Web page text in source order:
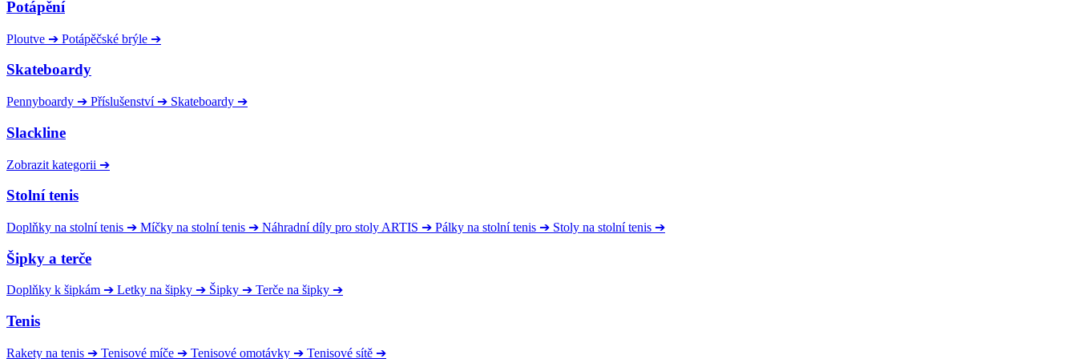
Potápění
Ploutve ➔ Potápěčské brýle ➔
Skateboardy
Pennyboardy ➔ Příslušenství ➔ Skateboardy ➔
Slackline
Zobrazit kategorii ➔
Stolní tenis
Doplňky na stolní tenis ➔ Míčky na stolní tenis ➔ Náhradní díly pro stoly ARTIS ➔ Pálky na stolní tenis ➔ Stoly na stolní tenis ➔
Šipky a terče
Doplňky k šipkám ➔ Letky na šipky ➔ Šipky ➔ Terče na šipky ➔
Tenis
Rakety na tenis ➔ Tenisové míče ➔ Tenisové omotávky ➔ Tenisové sítě ➔